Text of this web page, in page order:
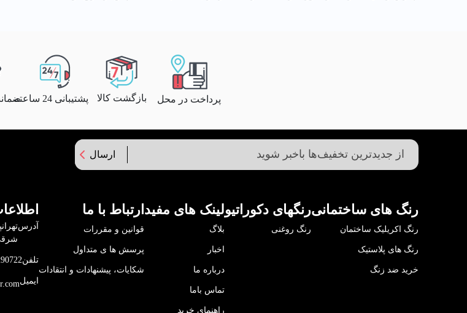
پرداخت در محل بازگشت کالا پشتیبانی 24 ساعته
ارسال
رنگ های ساختمانی
رنگ اکریلیک ساختمان
رنگ های پلاستیک
خرید ضد زنگ
رنگهای دکوراتیو
رنگ روغنی
لینک های مفید
بلاگ
اخبار
درباره ما
تماس باما
راهنمای خرید
ارتباط با ما
قوانین و مقررات
پرسش ها ی متداول
شکایات، پیشنهادات و انتقادات
آدرس
تلفن
ایمیل